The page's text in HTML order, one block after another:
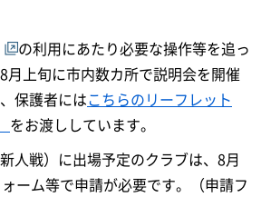
の利用にあたり必要な操作等を追っ
月上旬に市内数カ所で説明会を開催
保護者にはこちらのリーフレット
をお渡ししています。
人戦）に出場予定のクラブは、8月
ーム等で申請が必要です。（申請フ